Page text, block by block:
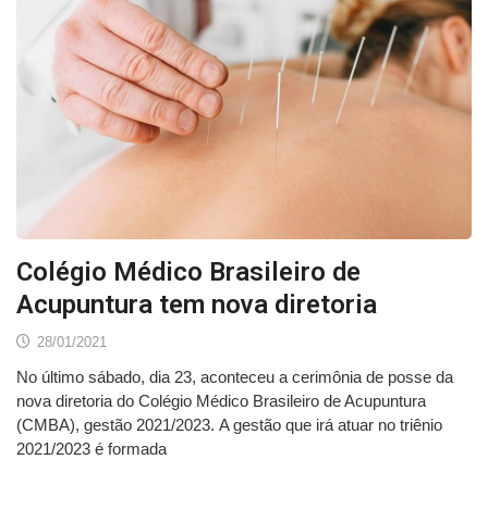
Colégio Médico Brasileiro de
Acupuntura tem nova diretoria
28/01/2021
No último sábado, dia 23, aconteceu a cerimônia de posse da
nova diretoria do Colégio Médico Brasileiro de Acupuntura
(CMBA), gestão 2021/2023. A gestão que irá atuar no triênio
2021/2023 é formada